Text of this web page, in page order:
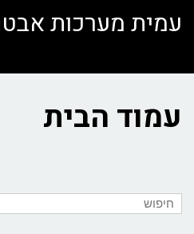
עמית מערכות
עמוד הבית